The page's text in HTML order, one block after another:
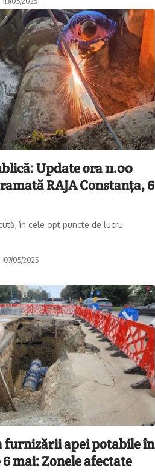
Update ora 11.00
RAJA Constanța, 6
în cele opt puncte de lucru
07/05/2025
furnizării apei potabile în
mai: Zonele afectate